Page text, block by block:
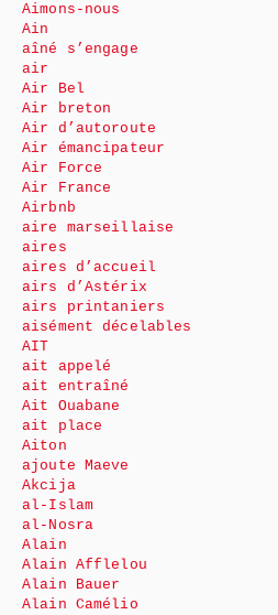
Aimons-nous
Ain
aîné s’engage
air
Air Bel
Air breton
Air d’autoroute
Air émancipateur
Air Force
Air France
Airbnb
aire marseillaise
aires
aires d’accueil
airs d’Astérix
airs printaniers
aisément décelables
AIT
ait appelé
ait entraîné
Ait Ouabane
ait place
Aiton
ajoute Maeve
Akcija
al-Islam
al-Nosra
Alain
Alain Afflelou
Alain Bauer
Alain Camélio